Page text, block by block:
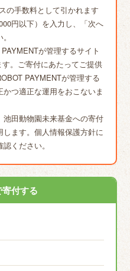
の手数料として引かれます
円以下）を入力し、「次へ
が管理するサイト
す。ご寄付にあたってご提供
PAYMENTが管理する
つ適正な運用をおこないま
池田動物園未来基金への寄付
ます。個人情報保護方針に
ください。
付する